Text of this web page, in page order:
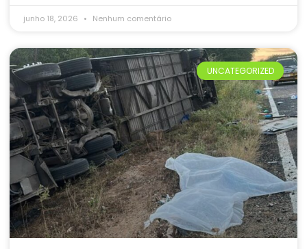
junho 18, 2026 Nenhum comentário
UNCATEGORIZED